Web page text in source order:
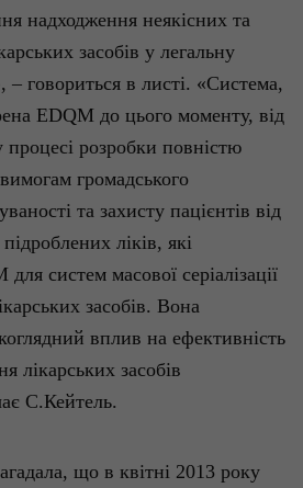
надходження неякісних та
засобів у легальну
– говориться в листі. «Система,
EDQM до цього моменту, від
процесі розробки повністю
вимогам громадського
та захисту пацієнтів від
підроблених ліків, які
для систем масової серіалізації
засобів. Вона
вплив на ефективність
лікарських засобів
С.Кейтель.
що в квітні 2013 року